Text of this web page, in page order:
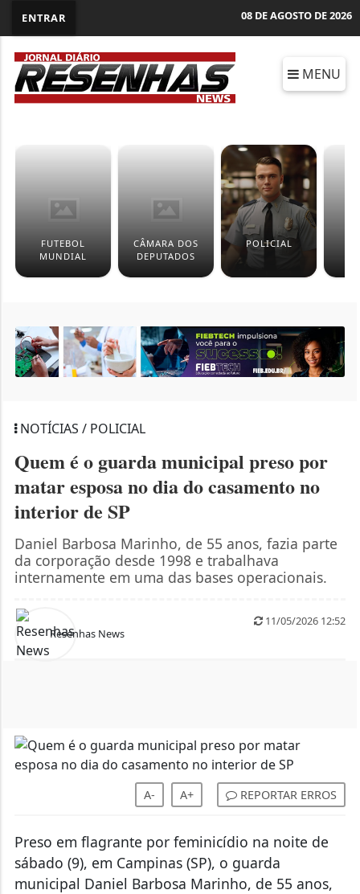
ENTRAR 08 DE AGOSTO DE 2026
MENU
FUTEBOL
MUNDIAL
CÂMARA DOS
DEPUTADOS
POLICIAL
NOTÍCIAS / POLICIAL
Quem é o guarda municipal preso por
matar esposa no dia do casamento no
interior de SP
Daniel Barbosa Marinho, de 55 anos, fazia parte
da corporação desde 1998 e trabalhava
internamente em uma das bases operacionais.
Resenhas News
11/05/2026 12:52
A- A+ REPORTAR ERROS
Preso em flagrante por feminicídio na noite de
sábado (9), em Campinas (SP), o guarda
municipal Daniel Barbosa Marinho, de 55 anos,